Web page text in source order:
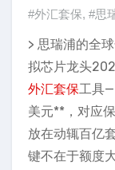
#外汇套保, #思
> 思瑞浦的全
拟芯片龙头
外汇套保工具
美元**，对应
放在动辄百亿
键不在于额度